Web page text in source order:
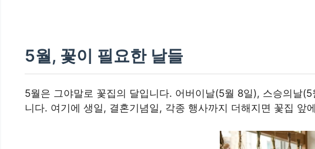
5월, 꽃이 필요한 날들
5월은 그야말로 꽃집의 달입니다. 어버이날(5월 8일), 스승의날
니다. 여기에 생일, 결혼기념일, 각종 행사까지 더해지면 꽃집 앞